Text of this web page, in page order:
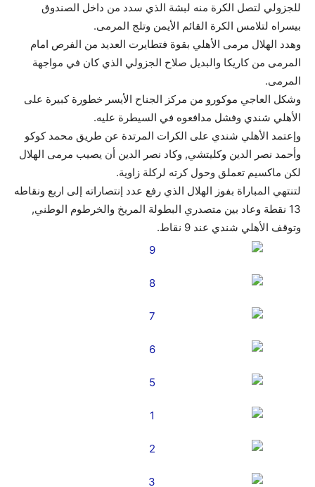
للجزولي لتصل الكرة منه لبشة الذي سدد من داخل الصندوق
بيسراه لتلامس الكرة القائم الأيمن وتلج المرمى.
وهدد الهلال مرمى الأهلي بقوة فتطايرت العديد من الفرص امام
المرمى من كاريكا والبديل صلاح الجزولي الذي كان في مواجهة
المرمى.
وشكل العاجي موكورو من مركز الجناح الأيسر خطورة كبيرة على
الأهلي شندي وفشل مدافعوه في السيطرة عليه.
وإعتمد الأهلي شندي على الكرات المرتدة عن طريق محمد كوكو
وأحمد نصر الدين وكليتشي, وكاد نصر الدين أن يصيب مرمى الهلال
لكن ماكسيم تعملق وحول كرته لركلة زاوية.
لتنتهي المباراة بفوز الهلال الذي رفع عدد إنتصاراته إلى اربع ونقاطه
13 نقطة وعاد بين متصدري البطولة المريخ والخرطوم الوطني,
وتوقف الأهلي شندي عند 9 نقاط.